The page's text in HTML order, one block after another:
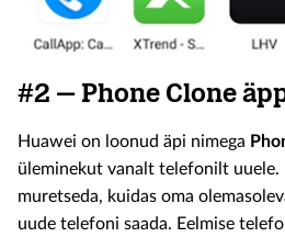
#2 – Phone Clone
Huawei on loonud äpi nimega
üleminekut vanalt telefonilt uuele.
muretseda, kuidas oma
uude telefoni saada. Eelmise